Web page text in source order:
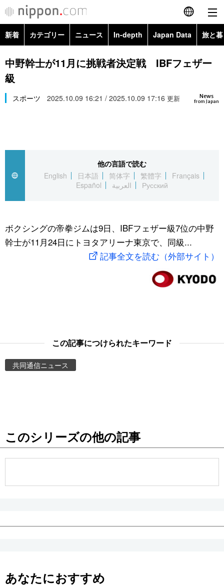
English
简体字
Русский
カテゴリー
経済・ビジネス
国際
文化
トップ
アーカイブ
In-depth
Japan Data
動画/Live
お知らせ
新着 カテゴリー ニュース In-depth Japan Data 旅と
政治・外交
経済・ビジネス
スポーツ・東京2020
Topics
中野幹士が11月に挑戦者決定戦 IBFフェザー
級
News
from Japan
スポーツ 2025.10.09 16:21 / 2025.10.09 17:16 更新
他の言語で読む
English
日本語 简体字 繁體字
Français
Español
العربية Русский
ボクシングの帝拳ジムは9日、IBFフェザー級7位の中野
幹士が11月24日にトヨタアリーナ東京で、同級...
記事全文を読む（外部サイト）
この記事につけられたキーワード
共同通信ニュース
このシリーズの他の記事
あなたにおすすめ